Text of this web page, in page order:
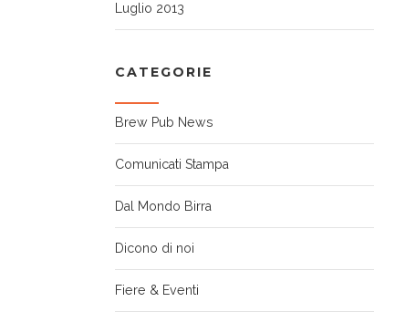
Luglio 2013
CATEGORIE
Brew Pub News
Comunicati Stampa
Dal Mondo Birra
Dicono di noi
Fiere & Eventi